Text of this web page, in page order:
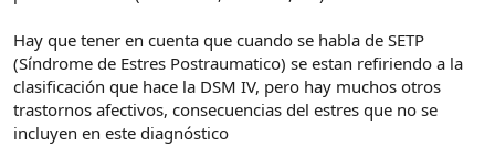
Hay que tener en cuenta que cuando se habla de SETP
(Síndrome de Estres Postraumatico) se estan refiriendo a la
clasificación que hace la DSM IV, pero hay muchos otros
trastornos afectivos, consecuencias del estres que no se
incluyen en este diagnóstico